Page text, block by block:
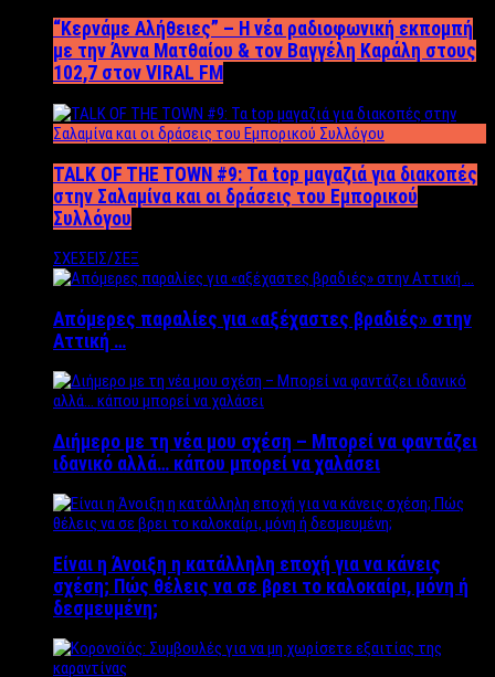
“Kερνάμε Αλήθειες” – Η νέα ραδιοφωνική εκπομπή
με την Άννα Ματθαίου & τον Βαγγέλη Καράλη στους
102,7 στον VIRAL FM
TALK OF THE TOWN #9: Τα top μαγαζιά για διακοπές
στην Σαλαμίνα και οι δράσεις του Εμπορικού
Συλλόγου
ΣΧΕΣΕΙΣ/ΣΕΞ
Απόμερες παραλίες για «αξέχαστες βραδιές» στην
Αττική …
Διήμερο με τη νέα μου σχέση – Μπορεί να φαντάζει
ιδανικό αλλά… κάπου μπορεί να χαλάσει
Είναι η Άνοιξη η κατάλληλη εποχή για να κάνεις
σχέση; Πώς θέλεις να σε βρει το καλοκαίρι, μόνη ή
δεσμευμένη;